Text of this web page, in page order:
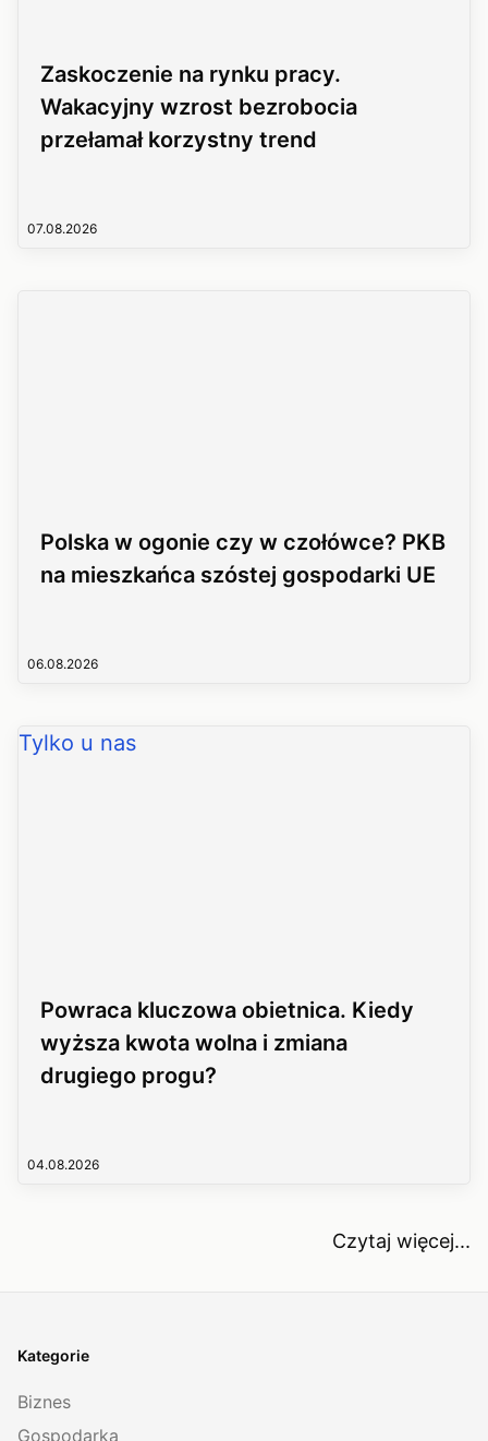
Zaskoczenie na rynku pracy.
Wakacyjny wzrost bezrobocia
przełamał korzystny trend
07.08.2026
Polska w ogonie czy w czołówce? PKB
na mieszkańca szóstej gospodarki UE
06.08.2026
Tylko u nas
Powraca kluczowa obietnica. Kiedy
wyższa kwota wolna i zmiana
drugiego progu?
04.08.2026
Czytaj więcej...
Kategorie
Biznes
Gospodarka